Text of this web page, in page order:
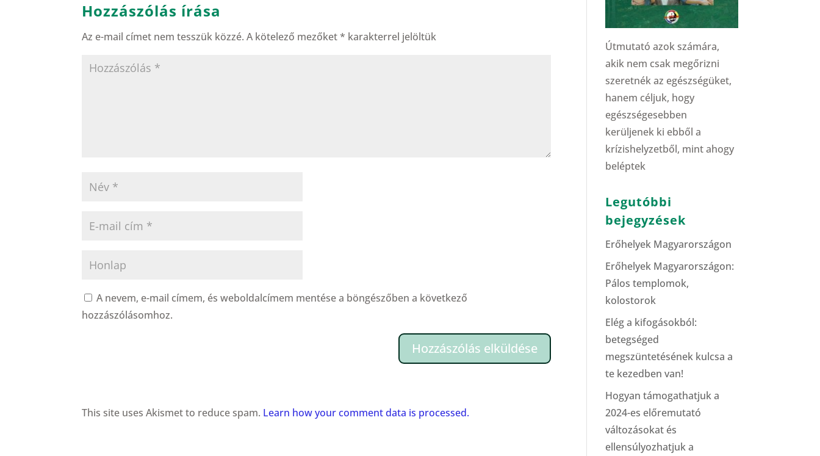
Hozzászólás írása
Az e-mail címet nem tesszük közzé. A kötelező mezőket* karakterrel jelöltük
A nevem, e-mail címem, és weboldalcímem mentése a böngészőben a következő
hozzászólásomhoz.
This site uses Akismet to reduce spam. Learn how your comment data is processed.
Útmutató azok számára,
akik nem csak megőrizni
szeretnék az egészségüket,
hanem céljuk, hogy
egészségesebben
kerüljenek ki ebből a
krízishelyzetből, mint ahogy
beléptek
Legutóbbi
bejegyzések
Erőhelyek Magyarországon
Erőhelyek Magyarországon:
Pálos templomok,
kolostorok
Elég a kifogásokból:
betegséged
megszüntetésének kulcsa a
te kezedben van!
Hogyan támogathatjuk a
2024-es előremutató
változásokat és
ellensúlyozhatjuk a